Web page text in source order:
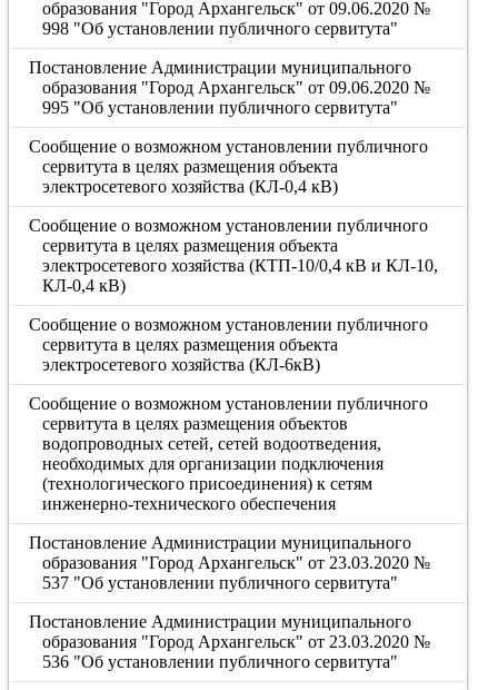
образования "Город Архангельск" от 09.06.2020 №
998 "Об установлении публичного сервитута"
Постановление Администрации муниципального
образования "Город Архангельск" от 09.06.2020 №
995 "Об установлении публичного сервитута"
Сообщение о возможном установлении публичного
сервитута в целях размещения объекта
электросетевого хозяйства (КЛ-0,4 кВ)
Сообщение о возможном установлении публичного
сервитута в целях размещения объекта
электросетевого хозяйства (КТП-10/0,4 кВ и КЛ-10,
КЛ-0,4 кВ)
Сообщение о возможном установлении публичного
сервитута в целях размещения объекта
электросетевого хозяйства (КЛ-6кВ)
Сообщение о возможном установлении публичного
сервитута в целях размещения объектов
водопроводных сетей, сетей водоотведения,
необходимых для организации подключения
(технологического присоединения) к сетям
инженерно-технического обеспечения
Постановление Администрации муниципального
образования "Город Архангельск" от 23.03.2020 №
537 "Об установлении публичного сервитута"
Постановление Администрации муниципального
образования "Город Архангельск" от 23.03.2020 №
536 "Об установлении публичного сервитута"